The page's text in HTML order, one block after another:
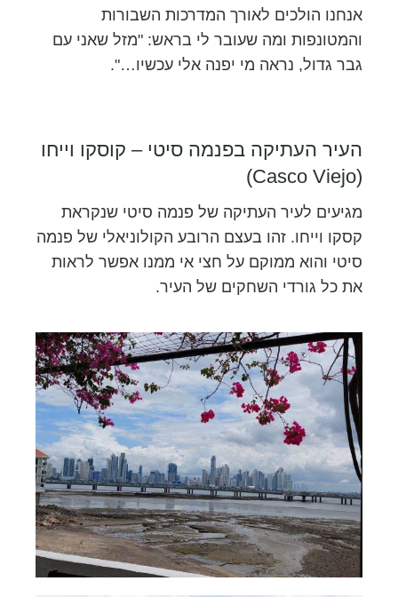
אנחנו הולכים לאורך המדרכות השבורות
והמטונפות ומה שעובר לי בראש: "מזל שאני עם
גבר גדול, נראה מי יפנה אלי עכשיו…".
העיר העתיקה בפנמה סיטי – קוסקו וייחו
(Casco Viejo)
מגיעים לעיר העתיקה של פנמה סיטי שנקראת
קסקו וייחו. זהו בעצם הרובע הקולוניאלי של פנמה
סיטי והוא ממוקם על חצי אי ממנו אפשר לראות
את כל גורדי השחקים של העיר.